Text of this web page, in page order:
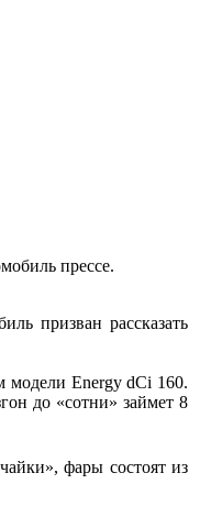
прессе.
призван рассказать
модели Energy dCi 160.
до «сотни» займет 8
фары состоят из